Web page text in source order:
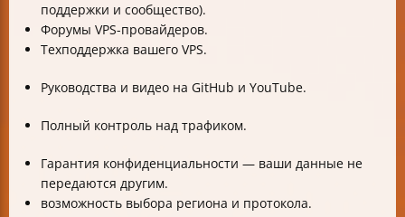
поддержки и сообщество).
Форумы VPS-провайдеров.
Техподдержка вашего VPS.
Руководства и видео на GitHub и YouTube.
Полный контроль над трафиком.
Гарантия конфиденциальности — ваши данные не
передаются другим.
возможность выбора региона и протокола.